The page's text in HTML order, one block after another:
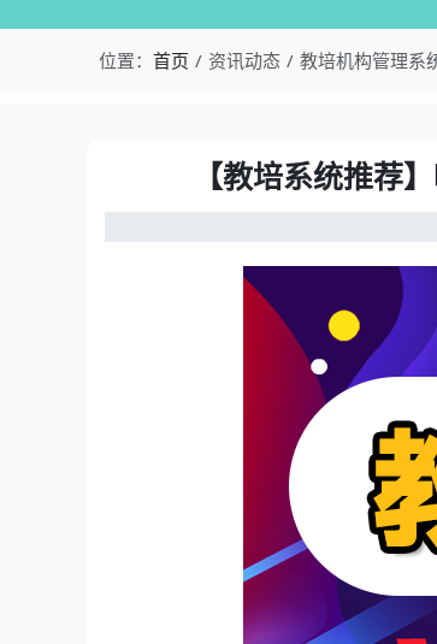
校盈易-教培机构管理系统常见
位置： 首页 资讯动态 教培机构管理系
资讯详情：【教培系统推荐】
【教培系统推荐